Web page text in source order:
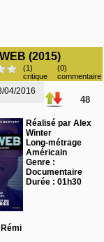
(2015)
(1)
critique
(0)
commentaire
48
Réalisé par Alex
Winter
Long-métrage
Américain
Genre :
Documentaire
Durée : 01h30